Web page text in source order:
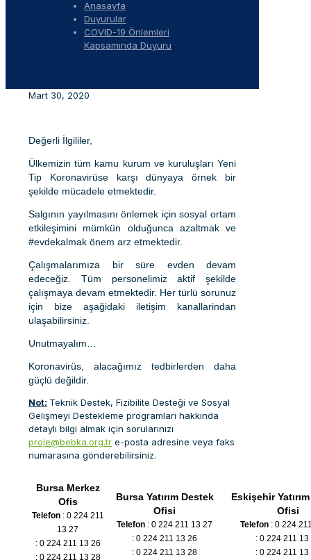
Anasayfa
Duyurular
COVID-19 Önlemleri
Kapsamında Duyuru
Mart 30, 2020
Değerli İlgililer,
Ülkemizin tüm kamu kurum ve kuruluşları Yeni
Tip Koronavirüse karşı dünyaya örnek bir
şekilde mücadele etmektedir.
Salgının yayılmasını önlemek için sosyal ortam
etkileşimini mümkün olduğunca azaltmak ve
#evdekalmak önem arz etmektedir.
Çalışmalarımıza bir süre evden devam
edeceğiz. Tüm personelimiz aktif şekilde
çalışmaya devam etmektedir. Her türlü sorunuz
için bize aşağidaki iletişim kanallarindan
ulaşabilirsiniz.
Unutmayalım…
Koronavirüs, alacağımız tedbirlerden daha
güçlü değildir.
Not: Teknik Destek, Fizibilite Desteği ve Sosyal
Gelişmeyi Destekleme programları hakkında
detaylı bilgi almak için sorularınızı
proje@bebka.org.tr e-posta adresine veya faks
numarasına gönderebilirsiniz.
Bursa Merkez
Ofis
Telefon: 0 224 211
13 27
: 0 224 211 13 26
: 0 224 211 13 28
Bursa Yatırım Destek
Ofisi
Telefon : 0 224 211 13 27
: 0 224 211 13 26
: 0 224 211 13 28
Eskişehir
Ofisi
Telefon : 0 224
: 0 224 211 13
: 0 224 211 13